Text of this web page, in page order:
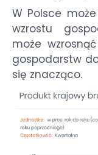
W Polsce
wzrostu
może
gospodarstw
się znacząco.